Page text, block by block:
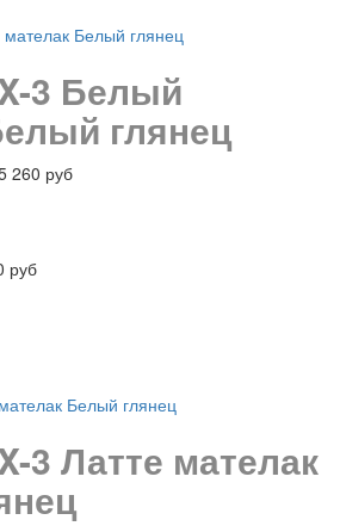
3 Белый
глянец
260 руб
руб
3 Латте мателак